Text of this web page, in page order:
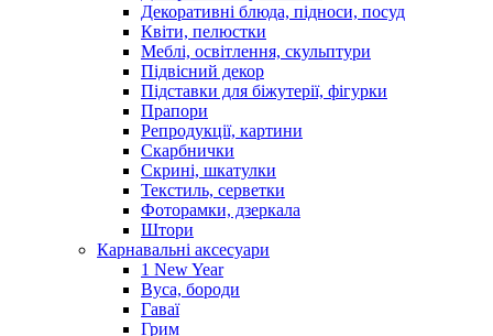
Декоративні блюда, підноси, посуд
Квіти, пелюстки
Меблі, освітлення, скульптури
Підвісний декор
Підставки для біжутерії, фігурки
Прапори
Репродукції, картини
Скарбнички
Скрині, шкатулки
Текстиль, серветки
Фоторамки, дзеркала
Штори
Карнавальні аксесуари
1 New Year
Вуса, бороди
Гаваї
Грим